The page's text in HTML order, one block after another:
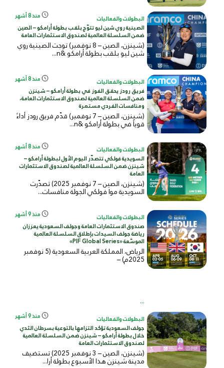
البطولات والفعاليات منذ 8 أشهر
الصينية روي شين ليو تتوّج بلقب بطولة أرامكو – الصين
ضمن السلسلة العالمية لصندوق الاستثمارات العامة
(شينزن، الصين – 8 نوفمبر) توجت الصينية روي
شين ليو بلقب بطولة أرامكو &n...
البطولات والفعاليات منذ 8 أشهر
فريق رودز يحقق الفوز في بطولة أرامكو – شينزن
ضمن السلسلة العالمية لصندوق الاستثمارات العامة،
ومنافسات الفردي مستمرة
(شينزن، الصين – 7 نوفمبر) قدّم فريق رودز أداءً
قوياً في بطولة أرامكو &n...
البطولات والفعاليات منذ 8 أشهر
السويدية فولكي تتصدّر اليوم الأول لبطولة أرامكو –
شينزن ضمن السلسلة العالمية لصندوق الاستثمارات
العامة
(شينزن، الصين – 7 نوفمبر 2025) تصدّرت
السويدية موا فولكي الجولة منافسات...
البطولات والفعاليات منذ 9 أشهر
صندوق الاستثمارات العامة وجولف السعودية يعززان
رياضة جولف السيدات بإطلاق السلسلة العالمية
الموسَّعة «PIF Global Series»
الرياض، المملكة العربية السعودية (5 نوفمبر
2025م) –
...
البطولات والفعاليات منذ 9 أشهر
جولف السعودية تؤكد التزامها بالتوعية بسرطان الثدي
خلال بطولة أرامكو – شينزن ضمن السلسلة العالمية
لصندوق الاستثمارات العامة
(شينزن، الصين – 3 نوفمبر 2025) تستضيف
مدينة شينزن هذا الأسبوع بطولة أرا...